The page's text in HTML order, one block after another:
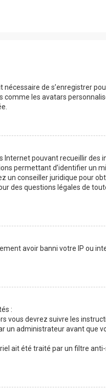
de s’enregistrer
les avatars
Internet pouvant recueillir des
permettant d’identifier un
un conseiller juridique pour
des questions légales de
avoir banni votre IP ou
:
vous devrez suivre les
administrateur avant que
ait été traité par un filtre